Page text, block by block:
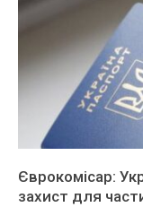
Єврокомісар:
захист для